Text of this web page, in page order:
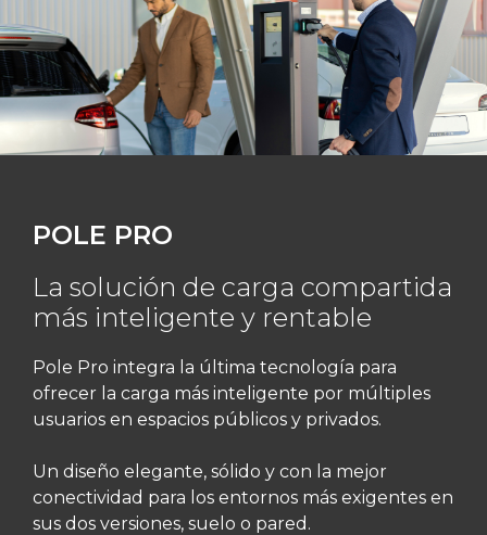
POLE PRO
La solución de carga compartida
más inteligente y rentable
Pole Pro integra la última tecnología para
ofrecer la carga más inteligente por múltiples
usuarios en espacios públicos y privados.
Un diseño elegante, sólido y con la mejor
conectividad para los entornos más exigentes en
sus dos versiones, suelo o pared.